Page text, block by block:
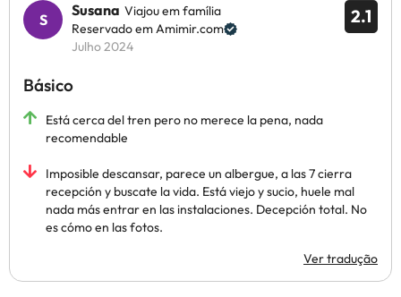
2.1
Susana Viajou em família
Reservado em Amimir.com
Julho 2024
Básico
Está cerca del tren pero no merece la pena, nada
recomendable
Imposible descansar, parece un albergue, a las 7 cierra
recepción y buscate la vida. Está viejo y sucio, huele mal
nada más entrar en las instalaciones. Decepción total. No
es cómo en las fotos.
Ver tradução